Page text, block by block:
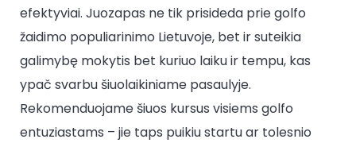
efektyviai. Juozapas ne tik prisideda prie golfo
žaidimo populiarinimo Lietuvoje, bet ir suteikia
galimybę mokytis bet kuriuo laiku ir tempu, kas
ypač svarbu šiuolaikiniame pasaulyje.
Rekomenduojame šiuos kursus visiems golfo
entuziastams – jie taps puikiu startu ar tolesnio